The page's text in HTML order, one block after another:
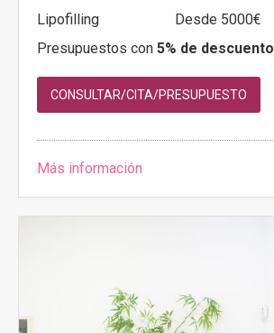
Lipofilling
Desde 5000€
Presupuestos con 5% de
CONSULTAR/CITA/PRESUPUESTO
Más información